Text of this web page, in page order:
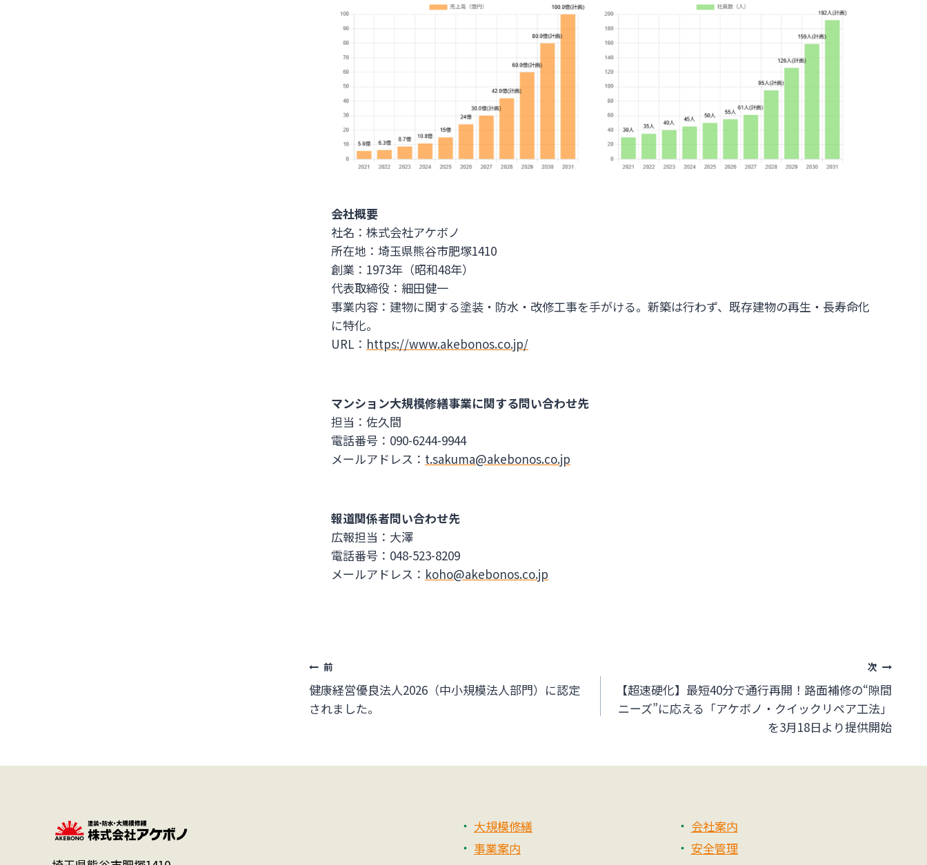
会社概要
社名：株式会社アケボノ
所在地：埼玉県熊谷市肥塚1410
創業：1973年（昭和48年）
代表取締役：細田健一
事業内容：建物に関する塗装・防水・改修工事を手がける。新築は行わず、既存建物の再生・長寿命化
に特化。
URL： https://www.akebonos.co.jp/
マンション大規模修繕事業に関する問い合わせ先
担当：佐久間
電話番号：090-6244-9944
メールアドレス： t.sakuma@akebonos.co.jp
報道関係者問い合わせ先
広報担当：大澤
電話番号：048-523-8209
メールアドレス： koho@akebonos.co.jp
投
稿
前
健康経営優良法人2026（中小規模法人部門）に認定
されました。
次
【超速硬化】最短40分で通行再開！路面補修の“隙間
ニーズ”に応える「アケボノ・クイックリペア工法」
を3月18日より提供開始
大規模修繕
事業案内
会社案内
安全管理